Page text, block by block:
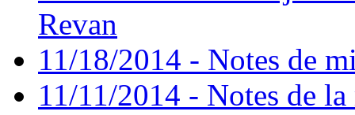
Revan
11/18/2014 - Notes de
11/11/2014 - Notes de